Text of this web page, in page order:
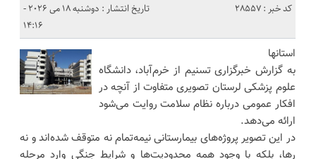
کد خبر : 28557
تاریخ انتشار : دوشنبه 18 می 2026 -
14:16
استانها
به گزارش خبرگزاری تسنیم از خرم‌آباد، دانشگاه
علوم پزشکی لرستان تصویری متفاوت از آنچه در
افکار عمومی درباره نظام سلامت روایت می‌شود
ارائه می‌دهد.
در این تصویر پروژه‌های بیمارستانی نیمه‌تمام نه متوقف شده‌اند و نه
رها، بلکه با وجود همه محدودیت‌ها و شرایط جنگی وارد مرحله